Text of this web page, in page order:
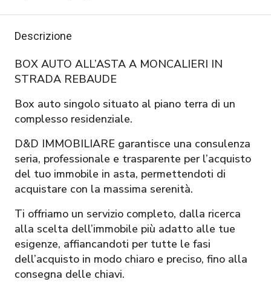
Descrizione
BOX AUTO ALL’ASTA A MONCALIERI IN
STRADA REBAUDE
Box auto singolo situato al piano terra di un
complesso residenziale.
D&D IMMOBILIARE garantisce una consulenza
seria, professionale e trasparente per l’acquisto
del tuo immobile in asta, permettendoti di
acquistare con la massima serenità.
Ti offriamo un servizio completo, dalla ricerca
alla scelta dell’immobile più adatto alle tue
esigenze, affiancandoti per tutte le fasi
dell’acquisto in modo chiaro e preciso, fino alla
consegna delle chiavi.